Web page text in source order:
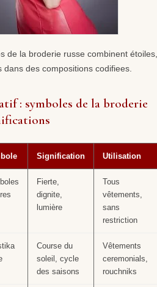
de la broderie russe combinent étoiles,
dans des compositions codifiees.
: symboles de la broderie
Signification Utilisation
Fierte,
dignite,
lumière
Tous
vêtements,
sans
restriction
Course du
soleil, cycle
des saisons
Vêtements
ceremonials,
rouchniks